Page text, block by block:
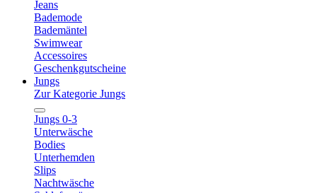
Jeans
Bademode
Bademäntel
Swimwear
Accessoires
Geschenkgutscheine
Jungs
Zur Kategorie Jungs
Jungs 0-3
Unterwäsche
Bodies
Unterhemden
Slips
Nachtwäsche